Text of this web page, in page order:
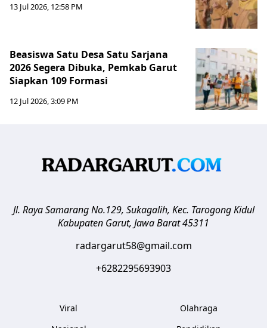
13 Jul 2026, 12:58 PM
Beasiswa Satu Desa Satu Sarjana
2026 Segera Dibuka, Pemkab Garut
Siapkan 109 Formasi
12 Jul 2026, 3:09 PM
Jl. Raya Samarang No.129, Sukagalih, Kec. Tarogong Kidul
Kabupaten Garut, Jawa Barat45311
radargarut58@gmail.com
+6282295693903
Viral
Olahraga